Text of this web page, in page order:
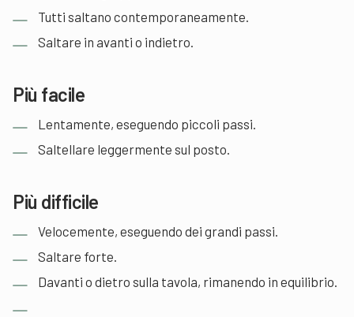
Tutti saltano contemporaneamente.
Saltare in avanti o indietro.
Più facile
Lentamente, eseguendo piccoli passi.
Saltellare leggermente sul posto.
Più difficile
Velocemente, eseguendo dei grandi passi.
Saltare forte.
Davanti o dietro sulla tavola, rimanendo in equilibrio.